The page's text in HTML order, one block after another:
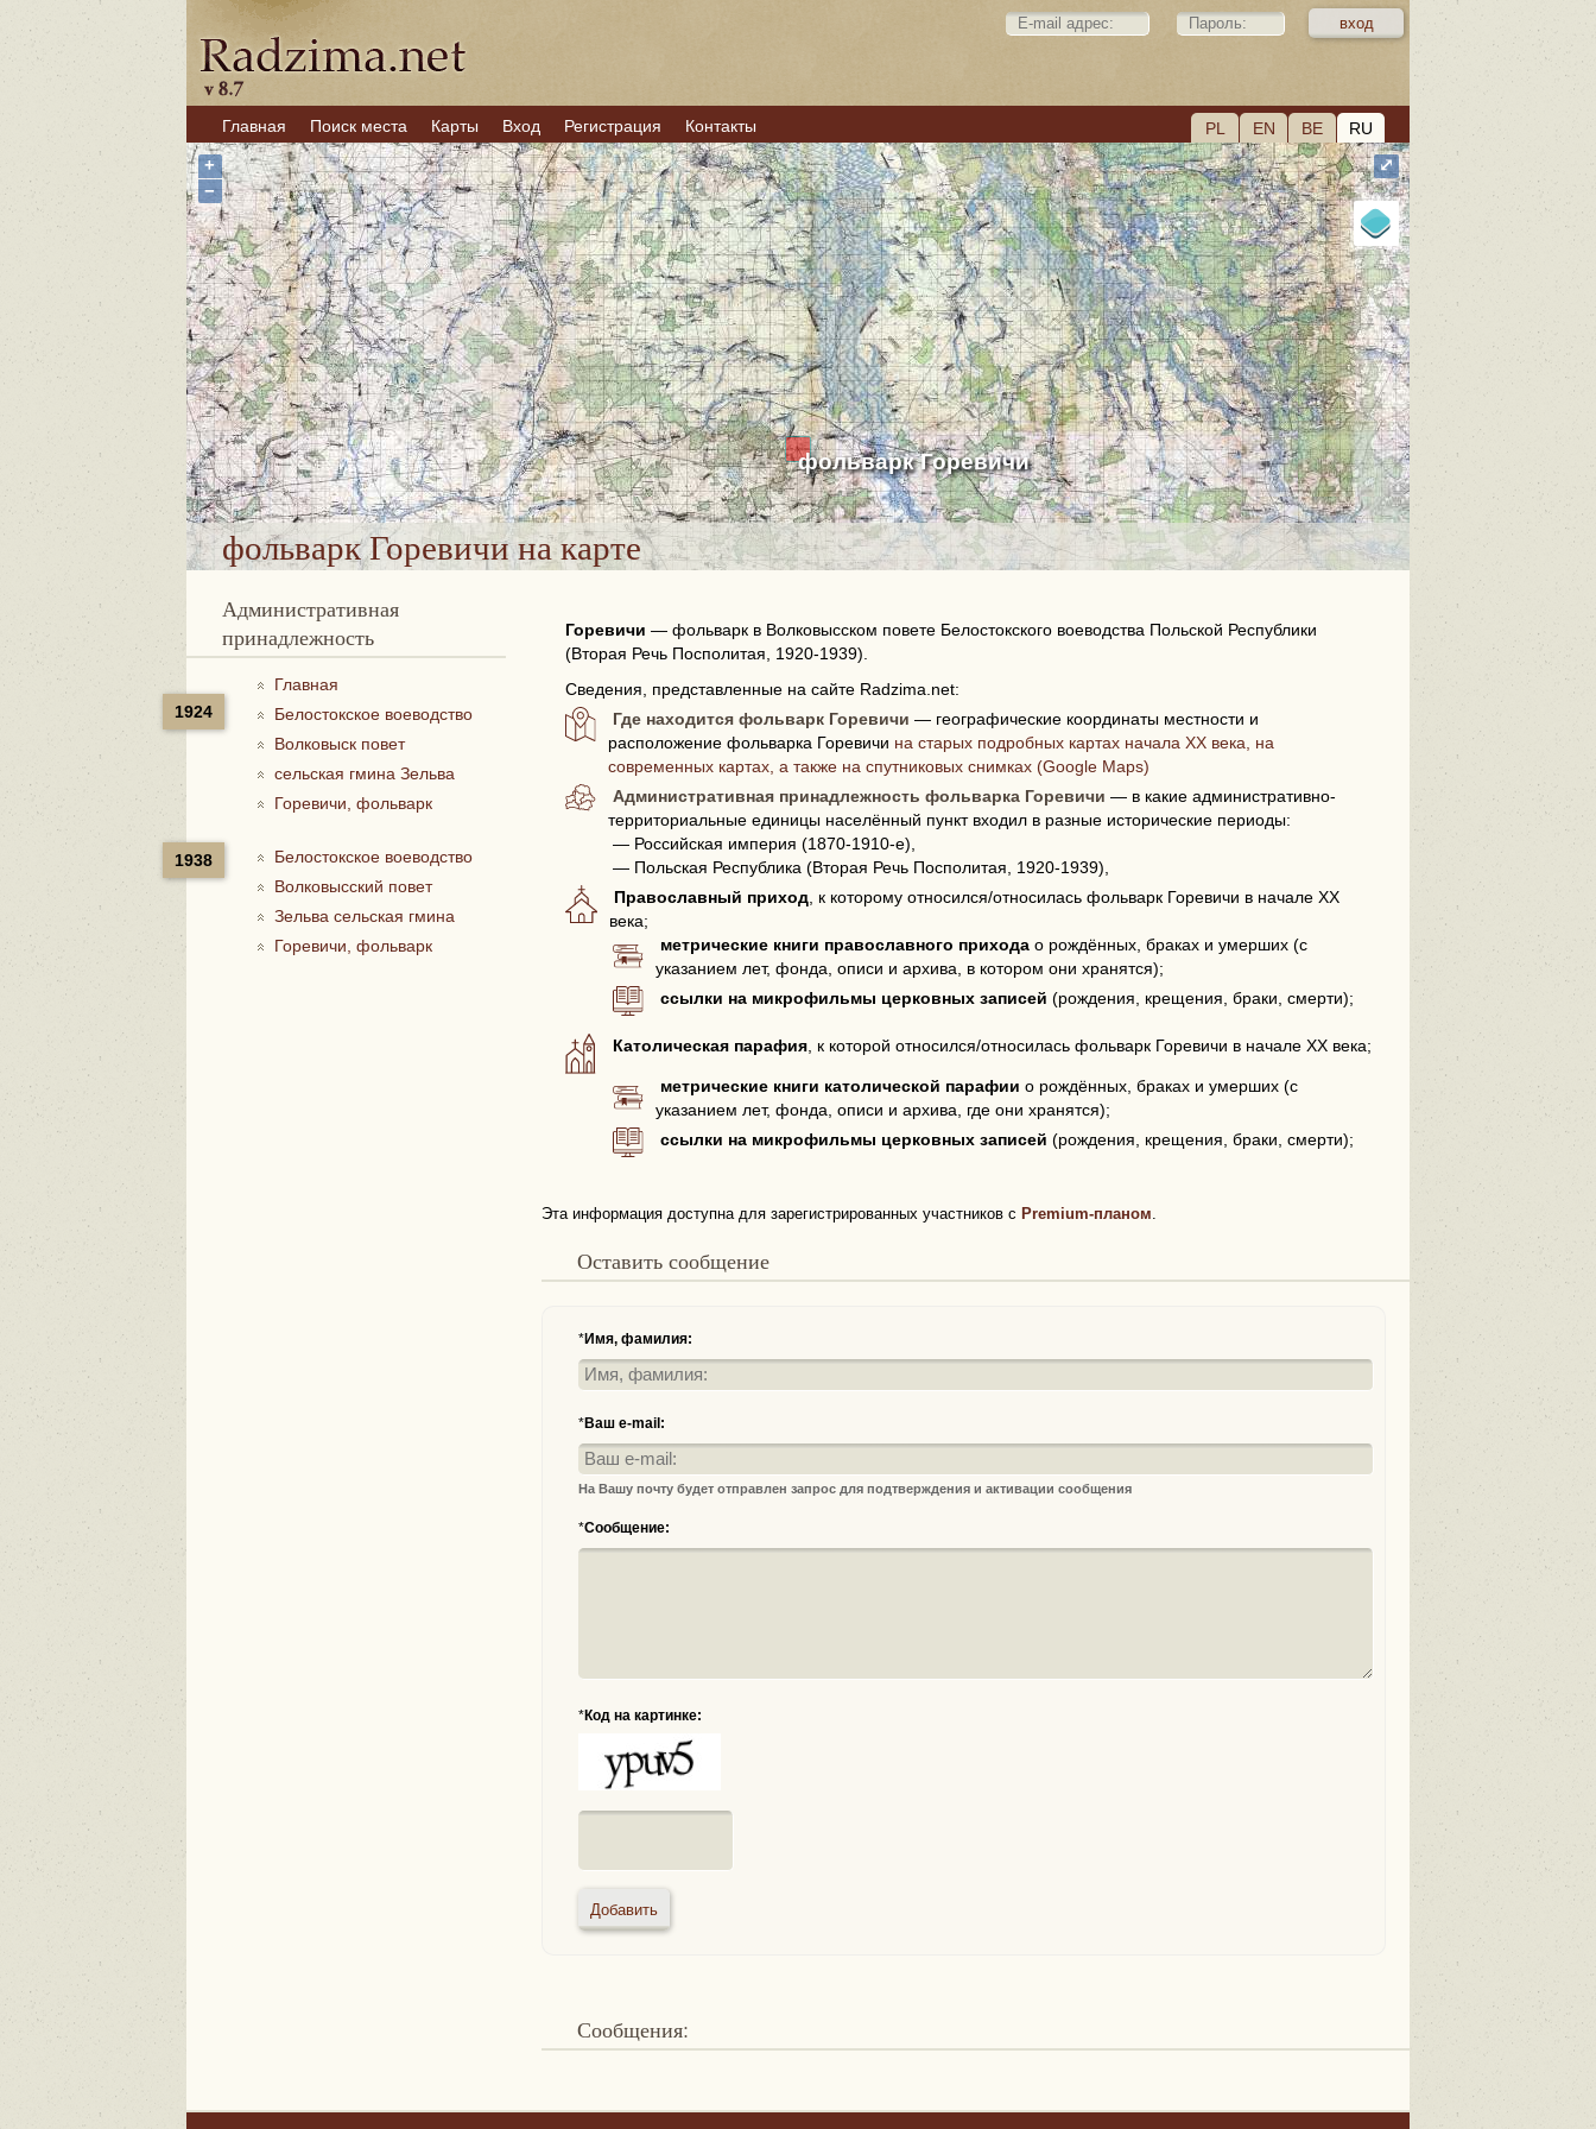
PL EN BE RU
Главная Поиск места Карты Вход Регистрация Контакты
фольварк Горевичи
+
−
⤢
фольварк Горевичина карте
Административная
принадлежность
1924
Главная
Белостокское воеводство
Волковыск повет
сельская гмина Зельва
Горевичи, фольварк
1938
Белостокское воеводство
Волковысский повет
Зельва сельская гмина
Горевичи, фольварк
Горевичи — фольварк в Волковысском повете Белостокского воеводства Польской Республики
(Вторая Речь Посполитая, 1920-1939).
Сведения, представленные на сайте Radzima.net:
Где находится фольварк Горевичи — географические координаты местности и
расположение фольварка Горевичи на старых подробных картах начала XX века, на
современных картах, а также на спутниковых снимках (Google Maps)
Административная принадлежность фольварка Горевичи — в какие административно-
территориальные единицы населённый пункт входил в разные исторические периоды:
— Российская империя (1870-1910-е),
— Польская Республика (Вторая Речь Посполитая, 1920-1939),
Православный приход , к которому относился/относилась фольварк Горевичи в начале XX
века;
метрические книги православного прихода о рождённых, браках и умерших (с
указанием лет, фонда, описи и архива, в котором они хранятся);
ссылки на микрофильмы церковных записей (рождения, крещения, браки, смерти);
Католическая парафия, к которой относился/относилась фольварк Горевичи в начале XX века;
метрические книги католической парафии о рождённых, браках и умерших (с
указанием лет, фонда, описи и архива, где они хранятся);
ссылки на микрофильмы церковных записей (рождения, крещения, браки, смерти);
Эта информация доступна для зарегистрированных участников с Premium-планом.
Оставить сообщение
*Имя, фамилия:
*Ваш e-mail:
На Вашу почту будет отправлен запрос для подтверждения и активации сообщения
*Сообщение:
*Код на картинке:
Сообщения: